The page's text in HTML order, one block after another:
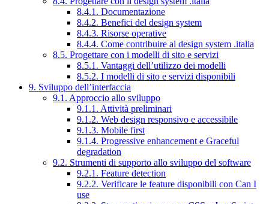
8.4.1. Documentazione
8.4.2. Benefici del design system
8.4.3. Risorse operative
8.4.4. Come contribuire al design system .italia
8.5. Progettare con i modelli di sito e servizi
8.5.1. Vantaggi dell’utilizzo dei modelli
8.5.2. I modelli di sito e servizi disponibili
9. Sviluppo dell’interfaccia
9.1. Approccio allo sviluppo
9.1.1. Attività preliminari
9.1.2. Web design responsivo e accessibile
9.1.3. Mobile first
9.1.4. Progressive enhancement e Graceful
degradation
9.2. Strumenti di supporto allo sviluppo del software
9.2.1. Feature detection
9.2.2. Verificare le feature disponibili con Can I
use